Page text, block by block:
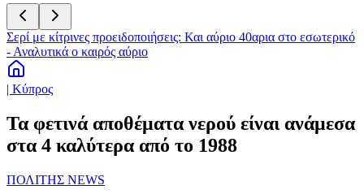
Σερί με κίτρινες προειδοποιήσεις: Και αύριο 40αρια στο εσωτερικό
- Αναλυτικά ο καιρός αύριο
| Κύπρος
Τα φετινά αποθέματα νερού είναι ανάμεσα
στα 4 καλύτερα από το 1988
ΠΟΛΙΤΗΣ NEWS